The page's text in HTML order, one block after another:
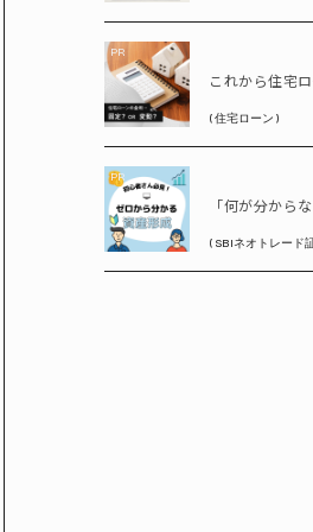
PR
( 住宅ローン )
PR
( SBIネオトレード